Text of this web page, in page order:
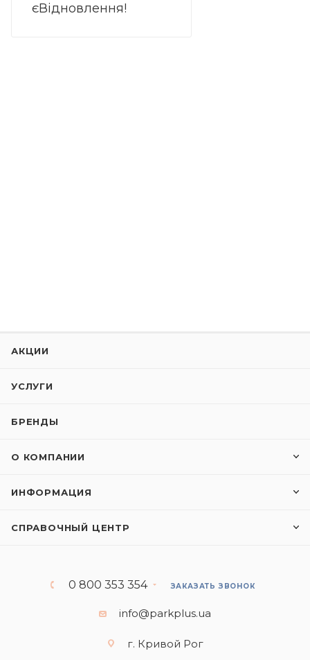
єВідновлення!
АКЦИИ
УСЛУГИ
БРЕНДЫ
О КОМПАНИИ
ИНФОРМАЦИЯ
СПРАВОЧНЫЙ ЦЕНТР
0 800 353 354 ЗАКАЗАТЬ ЗВОНОК
info@parkplus.ua
г. Кривой Рог